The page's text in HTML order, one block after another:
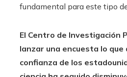
fundamental para este tipo
El Centro de Investigación
lanzar una encuesta lo que
confianza de los